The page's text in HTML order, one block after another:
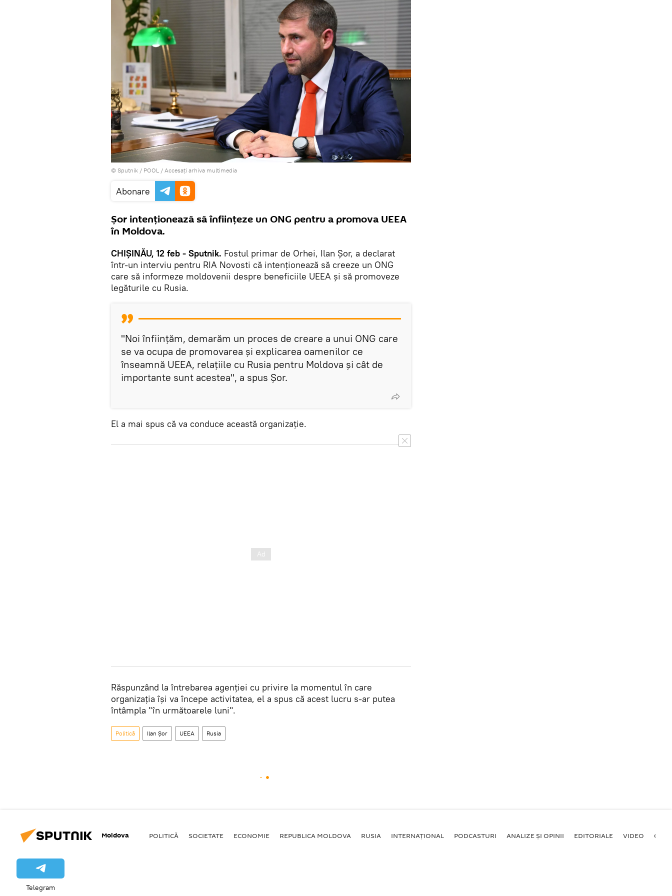
© Sputnik / POOL / Accesați arhiva multimedia
Abonare
Șor intenționează să înființeze un ONG pentru a promova UEEA
în Moldova.
CHIȘINĂU, 12 feb - Sputnik. Fostul primar de Orhei, Ilan Șor, a declarat
într-un interviu pentru RIA Novosti că intenționează să creeze un ONG
care să informeze moldovenii despre beneficiile UEEA și să promoveze
legăturile cu Rusia.
"Noi înființăm, demarăm un proces de creare a unui ONG care
se va ocupa de promovarea și explicarea oamenilor ce
înseamnă UEEA, relațiile cu Rusia pentru Moldova și cât de
importante sunt acestea", a spus Șor.
El a mai spus că va conduce această organizație.
Răspunzând la întrebarea agenției cu privire la momentul în care
organizația își va începe activitatea, el a spus că acest lucru s-ar putea
întâmpla "în următoarele luni".
Politică Ilan Șor UEEA Rusia
Moldova POLITICĂ SOCIETATE ECONOMIE REPUBLICA MOLDOVA RUSIA INTERNAȚIONAL PODCASTURI ANALIZE ȘI OPINII EDITORIALE VIDEO
Telegram